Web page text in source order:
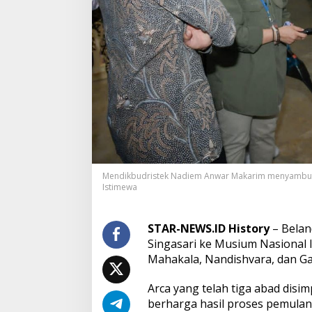
r
c
a
P
e
n
i
n
g
g
a
l
a
K
a
a
n
i
n
g
Mendikbudristek Nadiem Anwar Makarim
Istimewa
STAR-NEWS.ID History–
Singasari ke Musium Nasional
Mahakala, Nandishvara, dan
Arca yang telah tiga abad
berharga hasil proses